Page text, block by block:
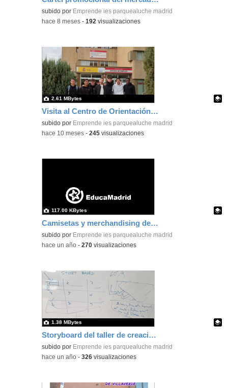
Contenido educativo.
subido por Emprende ies parquealuche madrid
-hace 8 meses -192 visualizaciones
Visita al Centro de Orientación y Emprendimiento
Contenido educativo.
subido por Emprende ies parquealuche madrid
2.61 MBytes
-hace 10 meses -245 visualizaciones
Camisetas y merchandising de PLIX
Contenido educativo.
subido por Emprende ies parquealuche madrid
117.00 KBytes
-hace un año -270 visualizaciones
Storyboard del taller de creación de vídeos promocionales en EIE
Contenido educativo.
subido por Emprende ies parquealuche madrid
1.38 MBytes
-hace un año -326 visualizaciones